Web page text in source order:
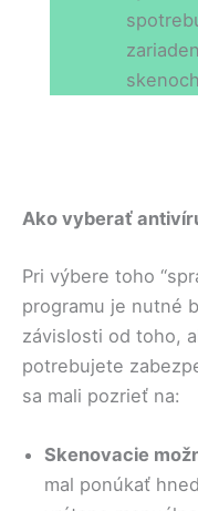
Ako vyberať
Pri výbere toho
programu je nutné
závislosti od toho,
potrebujete
sa mali pozrieť na:
Skenovacie
mal ponúkať